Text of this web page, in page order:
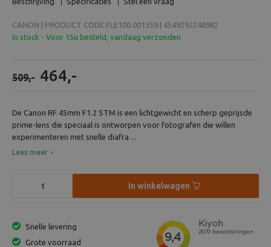
CANON | PRODUCT CODE FLE100.001359 | 4549292248982
In stock - Voor 15u besteld, vandaag verzonden
509,- 464,-
De Canon RF 45mm F1.2 STM is een lichtgewicht en scherp geprijsde
prime-lens die speciaal is ontworpen voor fotografen die willen
experimenteren met snelle diafra ...
Lees meer
In winkelwagen
Snelle levering
Grote voorraad